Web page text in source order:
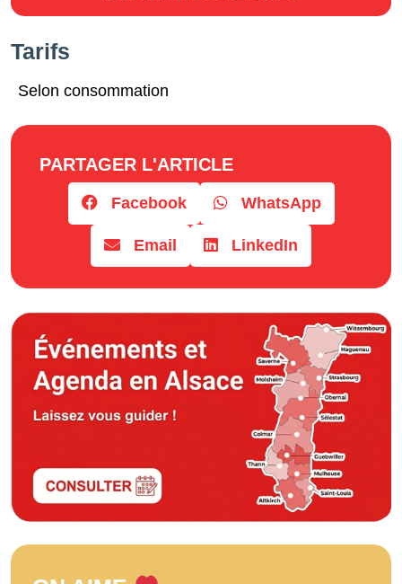
Tarifs
Selon consommation
PARTAGER L'ARTICLE
Facebook WhatsApp
Email LinkedIn